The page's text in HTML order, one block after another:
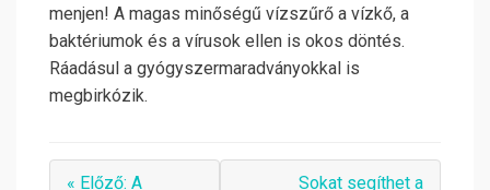
menjen! A magas minőségű vízszűrő a vízkő, a
baktériumok és a vírusok ellen is okos döntés.
Ráadásul a gyógyszermaradványokkal is
megbirkózik.
« Előző: A
Sokat segíthet a